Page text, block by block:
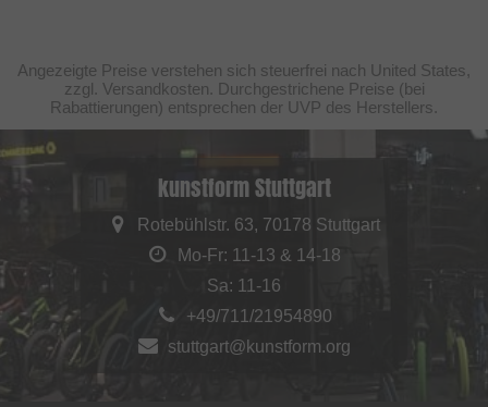
Angezeigte Preise verstehen sich steuerfrei nach United States,
zzgl. Versandkosten. Durchgestrichene Preise (bei
Rabattierungen) entsprechen der UVP des Herstellers.
kunstform Stuttgart
Rotebühlstr. 63, 70178 Stuttgart
Mo-Fr: 11-13 & 14-18
Sa: 11-16
+49/711/21954890
stuttgart@kunstform.org